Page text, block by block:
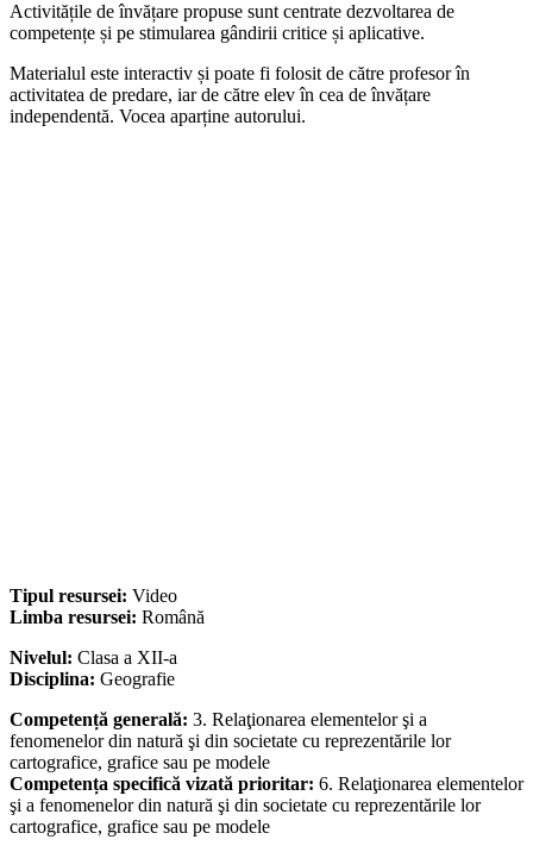
Activitățile de învățare propuse sunt centrate dezvoltarea de
competențe și pe stimularea gândirii critice și aplicative.
Materialul este interactiv și poate fi folosit de către profesor în
activitatea de predare, iar de către elev în cea de învățare
independentă. Vocea aparține autorului.
Tipul resursei: Video
Limba resursei: Română
Nivelul: Clasa a XII-a
Disciplina: Geografie
Competență generală: 3. Relaţionarea elementelor şi a
fenomenelor din natură şi din societate cu reprezentările lor
cartografice, grafice sau pe modele
Competența specifică vizată prioritar: 6. Relaţionarea elementelor
şi a fenomenelor din natură şi din societate cu reprezentările lor
cartografice, grafice sau pe modele